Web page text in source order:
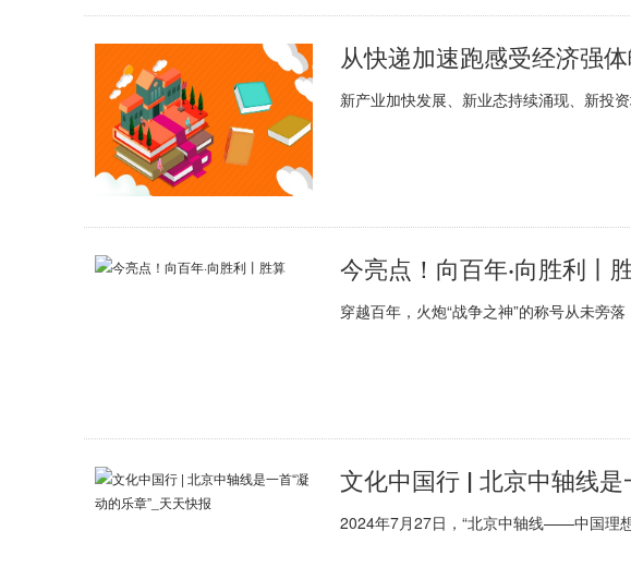
从快递加速跑感受经济强
新产业加快发展、新业态持续涌现、新投
今亮点！向百年·向胜利丨
穿越百年，火炮“战争之神”的称号从未旁落
文化中国行 | 北京中轴线
2024年7月27日，“北京中轴线——中国理